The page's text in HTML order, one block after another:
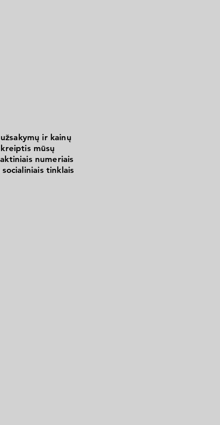
ir kainų
kreiptis mūsų
numeriais
tinklais